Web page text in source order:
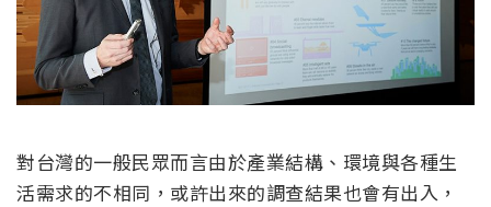
對台灣的一般民眾而言由於產業結構、環境與各種生
活需求的不相同，或許出來的調查結果也會有出入，